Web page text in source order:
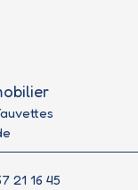
21 16 45